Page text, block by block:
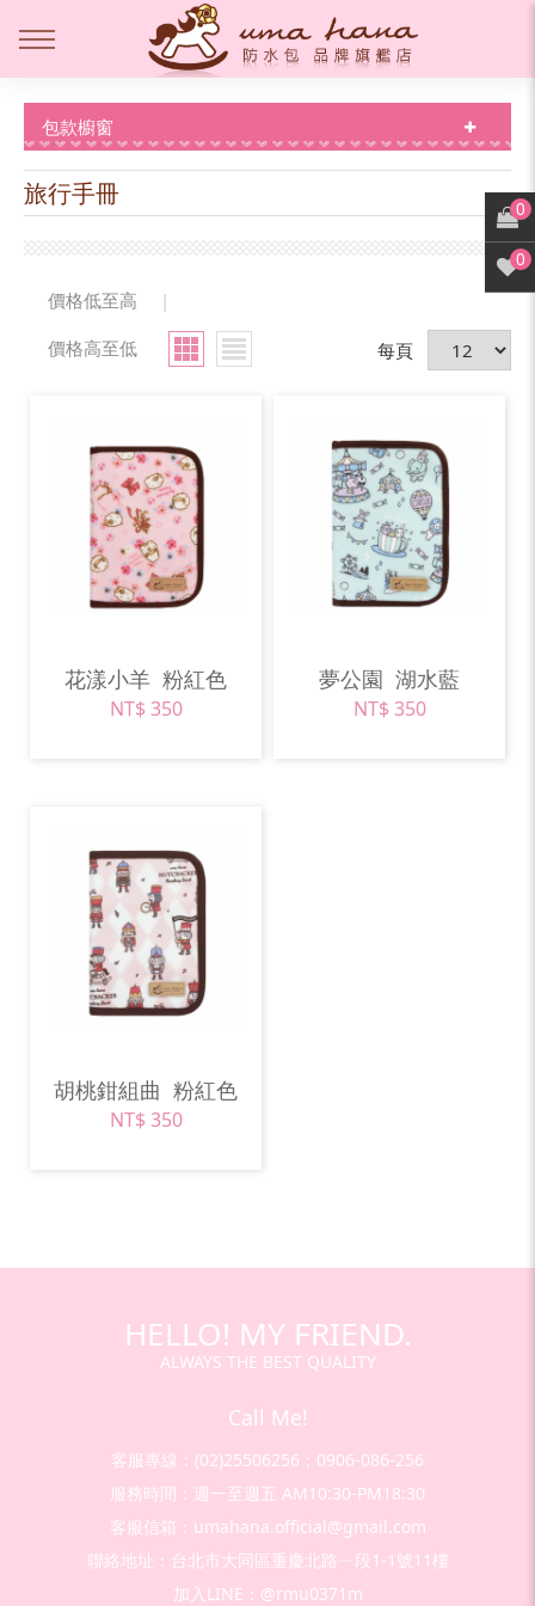
包款櫥窗
旅行手冊
價格低至高
|
價格高至低
每頁
花漾小羊 粉紅色
NT$ 350
夢公園 湖水藍
NT$ 350
胡桃鉗組曲 粉紅色
NT$ 350
HELLO! MY FRIEND.
ALWAYS THE BEST QUALITY
Call Me!
客服專線：(02)25506256；0906-086-256
服務時間：週一至週五 AM10:30-PM18:30
客服信箱：umahana.official@gmail.com
聯絡地址：台北市大同區重慶北路ㄧ段1-1號11樓
加入LINE：@rmu0371m
0
0